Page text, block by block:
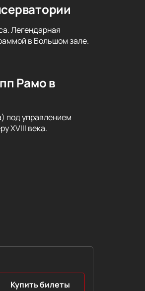
Легендарная
в Большом зале.
Рамо в
под управлением
XVIII века.
Купить билеты